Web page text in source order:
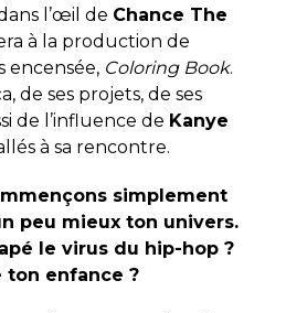
l’œil de Chance The
à la production de
encensée, Coloring Book.
de ses projets, de ses
de l’influence de Kanye
à sa rencontre.
simplement
peu mieux ton univers.
le virus du hip-hop ?
ton enfance ?